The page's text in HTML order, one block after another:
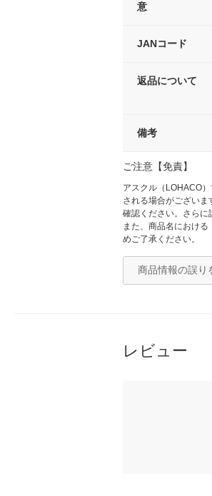
意
JANコード
返品について
備考
ご注意【免責】
アスクル（LOHACO
される場合がござい
確認ください。さらに
また、商品名におけ
めご了承ください。
商品情報の誤り
レビュー